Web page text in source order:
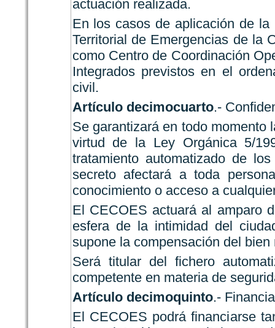
actuación realizada.
En los casos de aplicación de
Territorial de Emergencias de la
como Centro de Coordinación
Integrados previstos en el
civil.
Artículo decimocuarto.-
Se garantizará en todo momento
virtud de la Ley Orgánica 5/
tratamiento automatizado de
secreto afectará a toda
conocimiento o acceso a
El CECOES actuará al amparo
esfera de la intimidad del
supone la compensación del
Será titular del fichero
competente en materia de
Artículo decimoquinto.-
El CECOES podrá financiarse